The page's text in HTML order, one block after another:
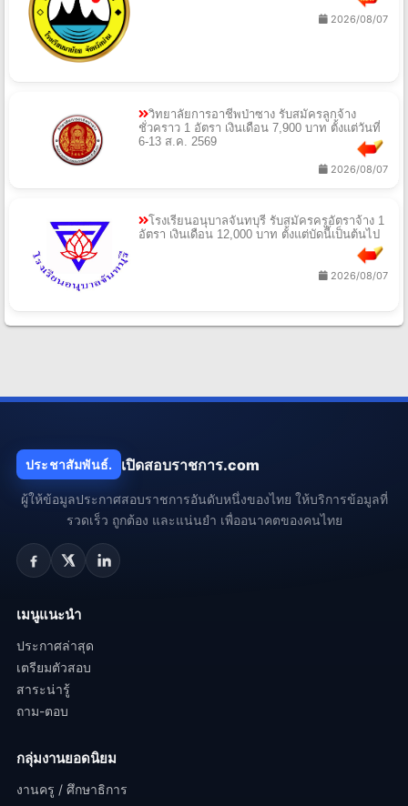
2026/08/07
วิทยาลัยการอาชีพป่าซาง รับสมัครลูกจ้าง
ชั่วคราว 1 อัตรา เงินเดือน 7,900 บาท ตั้งแต่วันที่
6-13 ส.ค. 2569
2026/08/07
โรงเรียนอนุบาลจันทบุรี รับสมัครครูอัตราจ้าง 1
อัตรา เงินเดือน 12,000 บาท ตั้งแต่บัดนี้เป็นต้นไป
2026/08/07
ประชาสัมพันธ์. เปิดสอบราชการ.com
ผู้ให้ข้อมูลประกาศสอบราชการอันดับหนึ่งของไทย ให้บริการข้อมูลที่
รวดเร็ว ถูกต้อง และแน่นยำ เพื่ออนาคตของคนไทย
เมนูแนะนำ
ประกาศล่าสุด
เตรียมตัวสอบ
สาระน่ารู้
ถาม-ตอบ
กลุ่มงานยอดนิยม
งานครู / ศึกษาธิการ